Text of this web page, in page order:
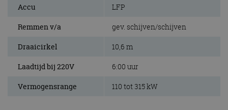
Accu LFP
Remmen v/a gev. schijven/schijven
Draaicirkel 10,6 m
Laadtijd bij 220V 6:00 uur
Vermogensrange 110 tot 315 kW